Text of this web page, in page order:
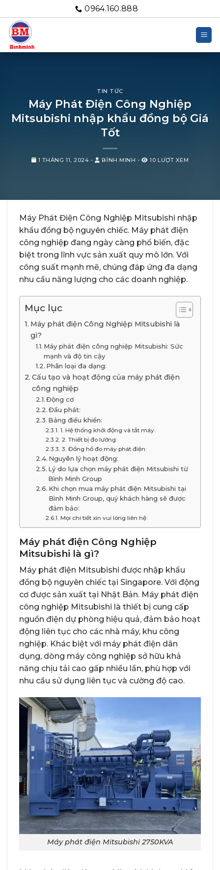
qua
nội
dung
0964.160.888
TIN TỨC
Máy Phát Điện Công Nghiệp
Mitsubishi nhập khẩu đồng bộ Giá
Tốt
1 THÁNG 11, 2024 - BÌNH MINH - 10 LƯỢT XEM
Máy Phát Điện Công Nghiệp Mitsubishi nhập
khẩu đồng bộ nguyên chiếc. Máy phát điện
công nghiệp đang ngày càng phổ biến, đặc
biệt trong lĩnh vực sản xuất quy mô lớn. Với
công suất mạnh mẽ, chúng đáp ứng đa dạng
nhu cầu năng lượng cho các doanh nghiệp.
Mục lục
Máy phát điện Công Nghiệp Mitsubishi là
gì?
Máy phát điện công nghiệp Mitsubishi: Sức
mạnh và độ tin cậy
Phân loại đa dạng:
Cấu tạo và hoạt động của máy phát điện
công nghiệp
Động cơ
Đầu phát:
Bảng điều khiển:
1. Hệ thống khởi động và tắt máy:
2. Thiết bị đo lường:
3. Đồng hồ đo máy phát điện:
Nguyên lý hoạt động:
Lý do lựa chọn máy phát điện Mitsubishi từ
Bình Minh Group
Khi chọn mua máy phát điện Mitsubishi tại
Bình Minh Group, quý khách hàng sẽ được
đảm bảo:
Mọi chi tiết xin vui lòng liên hệ:
Máy phát điện Công Nghiệp
Mitsubishi là gì?
Máy phát điện Mitsubishi được nhập khẩu
đồng bộ nguyên chiếc tại Singapore. Với động
cơ được sản xuất tại Nhật Bản. Máy phát điện
công nghiệp Mitsubishi là thiết bị cung cấp
nguồn điện dự phòng hiệu quả, đảm bảo hoạt
động liên tục cho các nhà máy, khu công
nghiệp. Khác biệt với máy phát điện dân
dụng, dòng máy công nghiệp sở hữu khả
năng chịu tải cao gấp nhiều lần, phù hợp với
nhu cầu sử dụng liên tục và cường độ cao.
Máy phát điện Mitsubishi 2750KVA